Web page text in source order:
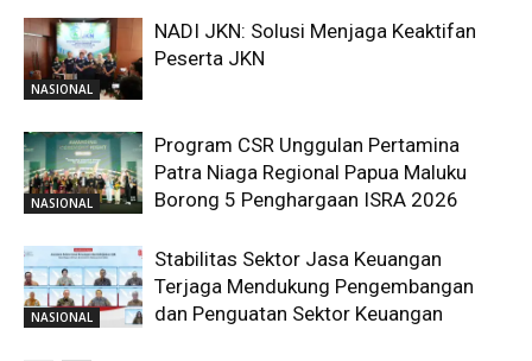
NASIONAL
NADI JKN: Solusi Menjaga Keaktifan
Peserta JKN
NASIONAL
Program CSR Unggulan Pertamina
Patra Niaga Regional Papua Maluku
Borong 5 Penghargaan ISRA 2026
NASIONAL
Stabilitas Sektor Jasa Keuangan
Terjaga Mendukung Pengembangan
dan Penguatan Sektor Keuangan